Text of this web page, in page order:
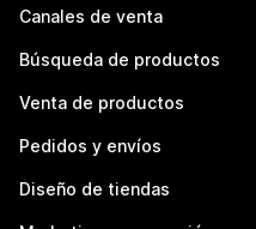
Canales de venta
Búsqueda de productos
Venta de productos
Pedidos y envíos
Diseño de tiendas